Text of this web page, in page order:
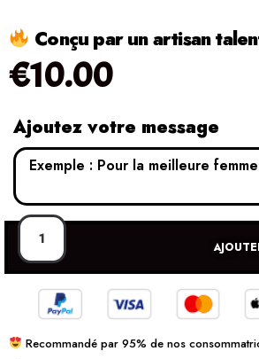
Conçu par un artisan
€10.00
Ajoutez votre message
Recommandé par 95% de nos